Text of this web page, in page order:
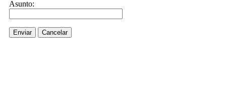
Asunto:
Enviar Cancelar